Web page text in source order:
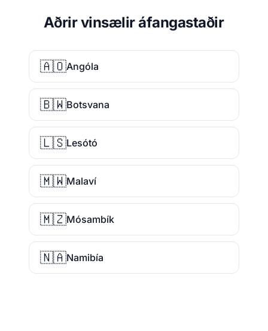
Aðrir vinsælir áfangastaðir
🇦🇴Angóla
🇧🇼Botsvana
🇱🇸Lesótó
🇲🇼Malaví
🇲🇿Mósambík
🇳🇦Namibía